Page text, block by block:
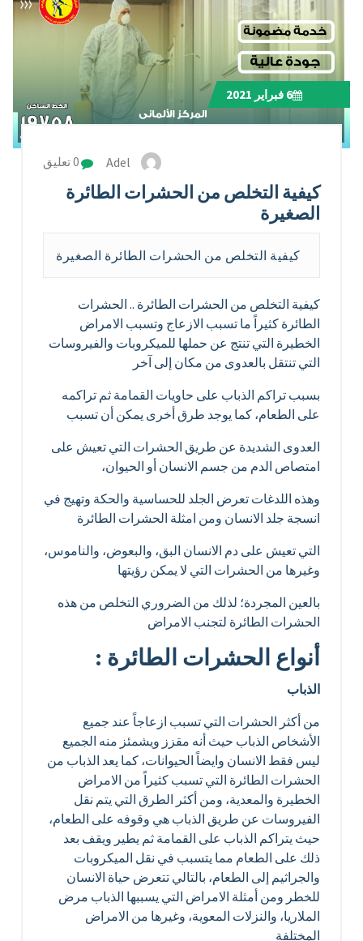
6 فبراير 2021
Adel
كيفية التخلص من الحشرات الطائرة
الصغيرة
كيفية التخلص من الحشرات الطائرة الصغيرة
كيفية التخلص من الحشرات الطائرة .. الحشرات
الطائرة كثيراً ما تسبب الازعاج وتسبب الامراض
الخطيرة التي تنتج عن حملها للميكروبات والفيروسات
التي تنتقل بالعدوى من مكان إلى آخر
بسبب تراكم الذباب على حاويات القمامة ثم تراكمه
على الطعام، كما يوجد طرق أخرى يمكن أن تسبب
العدوى الشديدة عن طريق الحشرات التي تعيش على
امتصاص الدم من جسم الانسان أو الحيوان،
وهذه اللدغات تعرض الجلد للحساسية والحكة وتهيج في
انسجة جلد الانسان ومن امثلة الحشرات الطائرة
التي تعيش على دم الانسان البق، والبعوض، والناموس،
وغيرها من الحشرات التي لا يمكن رؤيتها
بالعين المجردة؛ لذلك من الضروري التخلص من هذه
الحشرات الطائرة لتجنب الامراض
أنواع الحشرات الطائرة :
الذباب
من أكثر الحشرات التي تسبب ازعاجاً عند جميع
الأشخاص الذباب حيث أنه مقزز ويشمئز منه الجميع
ليس فقط الانسان وايضاً الحيوانات، كما يعد الذباب من
الحشرات الطائرة التي تسبب كثيراً من الامراض
الخطيرة والمعدية، ومن أكثر الطرق التي يتم نقل
الفيروسات عن طريق الذباب هي وقوفه على الطعام،
حيث يتراكم الذباب على القمامة ثم يطير ويقف بعد
ذلك على الطعام مما يتسبب في نقل الميكروبات
والجراثيم إلى الطعام، بالتالي تتعرض حياة الانسان
للخطر ومن أمثلة الامراض التي يسببها الذباب مرض
الملاريا، والنزلات المعوية، وغيرها من الامراض
المختلفة